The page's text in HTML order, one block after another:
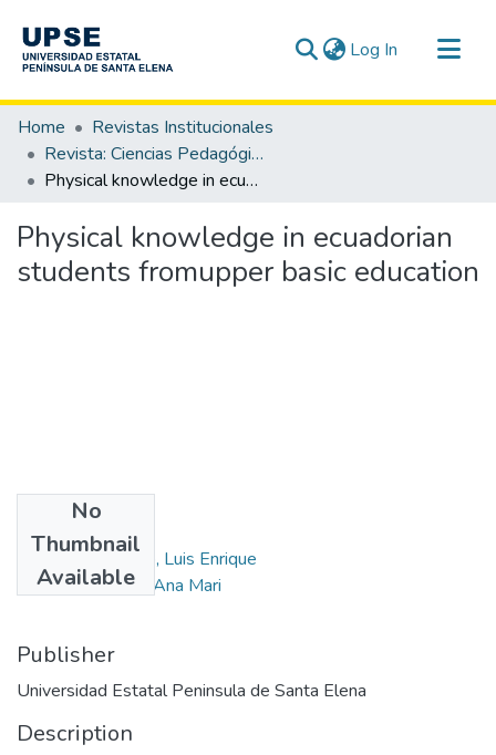
Log In (current)
Communities & Collections
All of DSpace
Statistics
Home
Revistas Institucionales
Revista: Ciencias Pedagógicas e Innovación - CPI / OAI-PMH
Physical knowledge in ecuadorian students fromupper basic education
Physical knowledge in ecuadorian
students fromupper basic education
No
Thumbnail
Available
Authors
Hernández Amaro, Luis Enrique
Pimentel Garriga, Ana Mari
Publisher
Universidad Estatal Peninsula de Santa Elena
Description